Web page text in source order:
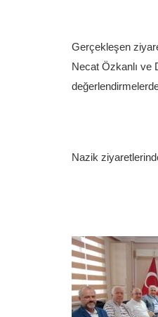
Gerçekleşen
Necat Özkanlı ve
Nazik